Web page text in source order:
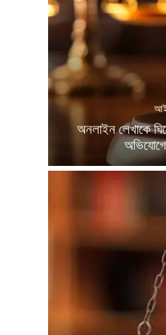
অনলাইন লেখাকে